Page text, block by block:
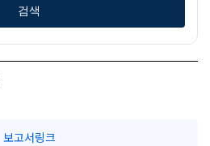
검색
보고서링크